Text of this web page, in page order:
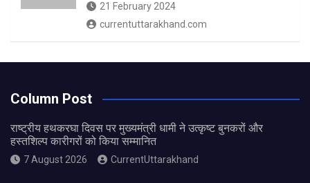
21 February 2024
currentuttarakhand.com
Column Post
राष्ट्रीय हथकरघा दिवस पर मुख्यमंत्री धामी ने उत्कृष्ट बुनकरों और
हस्तशिल्प कारीगरों को किया सम्मानित
7 August 2026 CurrentUttarakhand